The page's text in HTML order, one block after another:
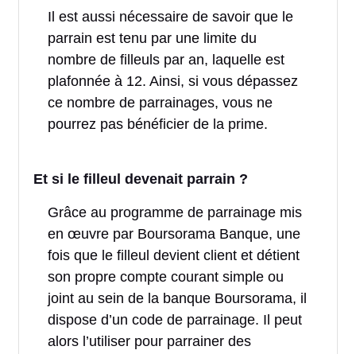
Il est aussi nécessaire de savoir que le
parrain est tenu par une limite du
nombre de filleuls par an, laquelle est
plafonnée à 12. Ainsi, si vous dépassez
ce nombre de parrainages, vous ne
pourrez pas bénéficier de la prime.
Et si le filleul devenait parrain ?
Grâce au programme de parrainage mis
en œuvre par Boursorama Banque, une
fois que le filleul devient client et détient
son propre compte courant simple ou
joint au sein de la banque Boursorama, il
dispose d’un code de parrainage. Il peut
alors l’utiliser pour parrainer des